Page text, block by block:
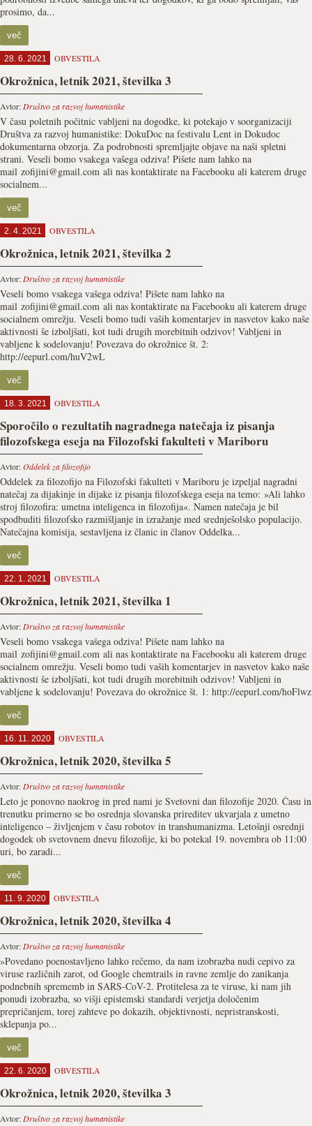
prosimo, da...
več
28. 6. 2021 OBVESTILA
Okrožnica, letnik 2021, številka 3
Avtor: Društvo za razvoj humanistike
V času poletnih počitnic vabljeni na dogodke, ki potekajo v soorganizaciji
Društva za razvoj humanistike: DokuDoc na festivalu Lent in Dokudoc
dokumentarna obzorja. Za podrobnosti spremljajte objave na naši spletni
strani. Veseli bomo vsakega vašega odziva! Pišete nam lahko na
mail zofijini@gmail.com ali nas kontaktirate na Facebooku ali katerem druge
socialnem...
več
2. 4. 2021 OBVESTILA
Okrožnica, letnik 2021, številka 2
Avtor: Društvo za razvoj humanistike
Veseli bomo vsakega vašega odziva! Pišete nam lahko na
mail zofijini@gmail.com ali nas kontaktirate na Facebooku ali katerem druge
socialnem omrežju. Veseli bomo tudi vaših komentarjev in nasvetov kako naše
aktivnosti še izboljšati, kot tudi drugih morebitnih odzivov! Vabljeni in
vabljene k sodelovanju! Povezava do okrožnice št. 2:
http://eepurl.com/huV2wL
več
18. 3. 2021 OBVESTILA
Sporočilo o rezultatih nagradnega natečaja iz pisanja
filozofskega eseja na Filozofski fakulteti v Mariboru
Avtor:Oddelek za filozofijo
Oddelek za filozofijo na Filozofski fakulteti v Mariboru je izpeljal nagradni
natečaj za dijakinje in dijake iz pisanja filozofskega eseja na temo: »Ali lahko
stroj filozofira: umetna inteligenca in filozofija«. Namen natečaja je bil
spodbuditi filozofsko razmišljanje in izražanje med srednješolsko populacijo.
Natečajna komisija, sestavljena iz članic in članov Oddelka...
več
22. 1. 2021 OBVESTILA
Okrožnica, letnik 2021, številka 1
Avtor: Društvo za razvoj humanistike
Veseli bomo vsakega vašega odziva! Pišete nam lahko na
mail zofijini@gmail.com ali nas kontaktirate na Facebooku ali katerem druge
socialnem omrežju. Veseli bomo tudi vaših komentarjev in nasvetov kako naše
aktivnosti še izboljšati, kot tudi drugih morebitnih odzivov! Vabljeni in
vabljene k sodelovanju! Povezava do okrožnice št. 1: http://eepurl.com/hoFlwz
več
16. 11. 2020 OBVESTILA
Okrožnica, letnik 2020, številka 5
Avtor: Društvo za razvoj humanistike
Leto je ponovno naokrog in pred nami je Svetovni dan filozofije 2020. Času in
trenutku primerno se bo osrednja slovanska prireditev ukvarjala z umetno
inteligenco – življenjem v času robotov in transhumanizma. Letošnji osrednji
dogodek ob svetovnem dnevu filozofije, ki bo potekal 19. novembra ob 11:00
uri, bo zaradi...
več
11. 9. 2020 OBVESTILA
Okrožnica, letnik 2020, številka 4
Avtor: Društvo za razvoj humanistike
»Povedano poenostavljeno lahko rečemo, da nam izobrazba nudi cepivo za
viruse različnih zarot, od Google chemtrails in ravne zemlje do zanikanja
podnebnih sprememb in SARS-CoV-2. Protitelesa za te viruse, ki nam jih
ponudi izobrazba, so višji epistemski standardi verjetja določenim
prepričanjem, torej zahteve po dokazih, objektivnosti, nepristranskosti,
sklepanja po...
več
22. 6. 2020 OBVESTILA
Okrožnica, letnik 2020, številka 3
Avtor: Društvo za razvoj humanistike